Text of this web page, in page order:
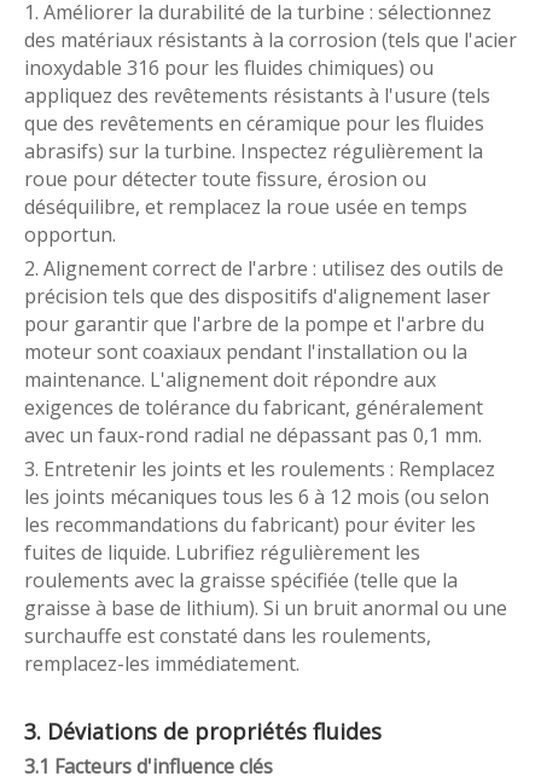
1. Améliorer la durabilité de la turbine : sélectionnez
des matériaux résistants à la corrosion (tels que l'acier
inoxydable 316 pour les fluides chimiques) ou
appliquez des revêtements résistants à l'usure (tels
que des revêtements en céramique pour les fluides
abrasifs) sur la turbine. Inspectez régulièrement la
roue pour détecter toute fissure, érosion ou
déséquilibre, et remplacez la roue usée en temps
opportun.
2. Alignement correct de l'arbre : utilisez des outils de
précision tels que des dispositifs d'alignement laser
pour garantir que l'arbre de la pompe et l'arbre du
moteur sont coaxiaux pendant l'installation ou la
maintenance. L'alignement doit répondre aux
exigences de tolérance du fabricant, généralement
avec un faux-rond radial ne dépassant pas 0,1 mm.
3. Entretenir les joints et les roulements : Remplacez
les joints mécaniques tous les 6 à 12 mois (ou selon
les recommandations du fabricant) pour éviter les
fuites de liquide. Lubrifiez régulièrement les
roulements avec la graisse spécifiée (telle que la
graisse à base de lithium). Si un bruit anormal ou une
surchauffe est constaté dans les roulements,
remplacez-les immédiatement.
3. Déviations de propriétés fluides
3.1 Facteurs d'influence clés